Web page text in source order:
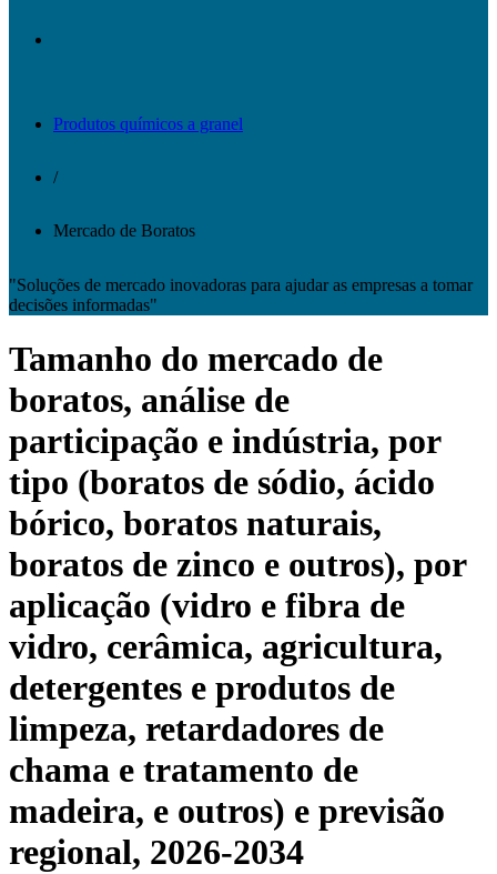
Produtos químicos a granel
/
Mercado de Boratos
"Soluções de mercado inovadoras para ajudar as empresas a tomar
decisões informadas"
Tamanho do mercado de
boratos, análise de
participação e indústria, por
tipo (boratos de sódio, ácido
bórico, boratos naturais,
boratos de zinco e outros), por
aplicação (vidro e fibra de
vidro, cerâmica, agricultura,
detergentes e produtos de
limpeza, retardadores de
chama e tratamento de
madeira, e outros) e previsão
regional, 2026-2034